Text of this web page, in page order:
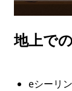
地上で
eシーリ